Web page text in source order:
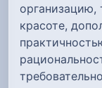
красоте,